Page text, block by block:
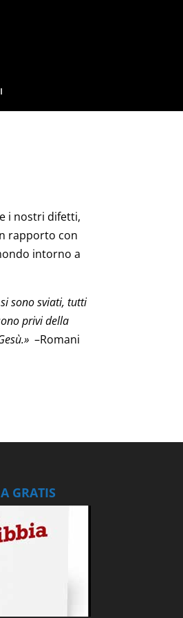
i nostri difetti,
rapporto con
intorno a
si sono sviati, tutti
privi della
–Romani
GRATIS